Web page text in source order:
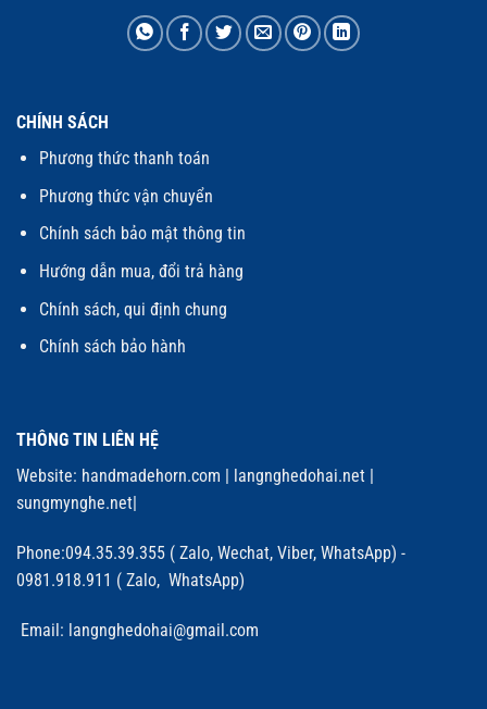
CHÍNH SÁCH
Phương thức thanh toán
Phương thức vận chuyển
Chính sách bảo mật thông tin
Hướng dẫn mua, đổi trả hàng
Chính sách, qui định chung
Chính sách bảo hành
THÔNG TIN LIÊN HỆ
Website: handmadehorn.com | langnghedohai.net |
sungmynghe.net|
Phone:094.35.39.355 ( Zalo, Wechat, Viber, WhatsApp) -
0981.918.911 ( Zalo, WhatsApp)
Email: langnghedohai@gmail.com